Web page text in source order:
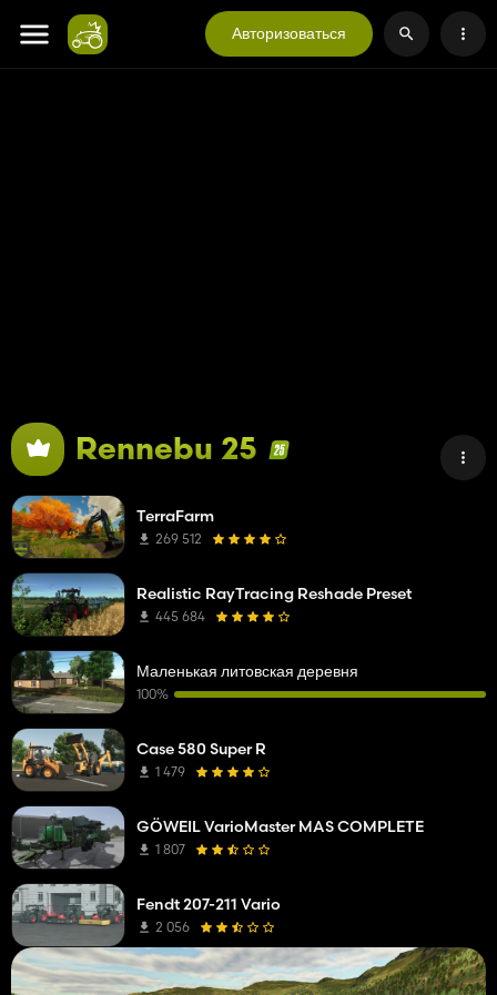
Авторизоваться
Rennebu 25
TerraFarm
269 512
Realistic RayTracing Reshade Preset
445 684
Маленькая литовская деревня
100%
Case 580 Super R
1 479
GÖWEIL VarioMaster MAS COMPLETE
1 807
Fendt 207-211 Vario
2 056